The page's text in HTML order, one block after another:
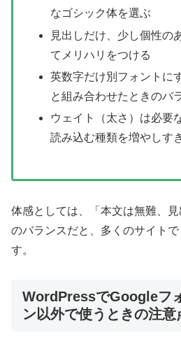
なゴシック体を選ぶ
見出しだけ、少し個性の
てメリハリをつける
英数字だけ別フォントに
と組み合わせたときのバ
ウェイト（太さ）は必要
読み込む種類を増やしす
体感としては、「本文は無難、
のバランスだと、多くのサイト
す。
WordPressでGoogleフ
ン以外で使うときの注意